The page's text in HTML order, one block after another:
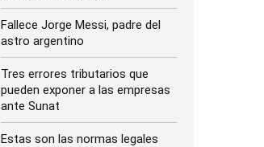
Fallece Jorge Messi, padre del
astro argentino
Tres errores tributarios que
pueden exponer a las empresas
ante Sunat
Estas son las normas legales